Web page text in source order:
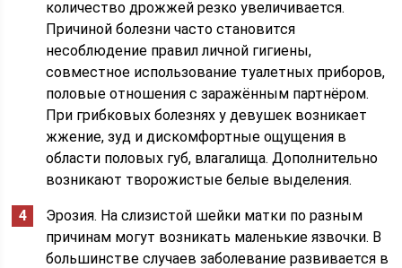
количество дрожжей резко увеличивается.
Причиной болезни часто становится
несоблюдение правил личной гигиены,
совместное использование туалетных приборов,
половые отношения с заражённым партнёром.
При грибковых болезнях у девушек возникает
жжение, зуд и дискомфортные ощущения в
области половых губ, влагалища. Дополнительно
возникают творожистые белые выделения.
Эрозия. На слизистой шейки матки по разным
причинам могут возникать маленькие язвочки. В
большинстве случаев заболевание развивается в